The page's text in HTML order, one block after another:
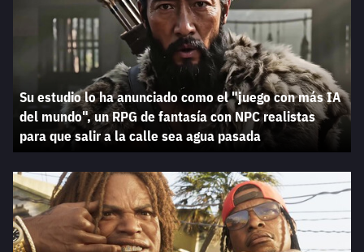
Su estudio lo ha anunciado como el "juego con más IA
del mundo", un RPG de fantasía con NPC realistas
para que salir a la calle sea agua pasada